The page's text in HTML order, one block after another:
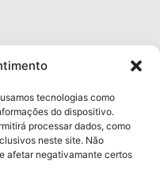
tecnologias como
do dispositivo.
processar dados, como
neste site. Não
afetar negativamante certos
de Contas